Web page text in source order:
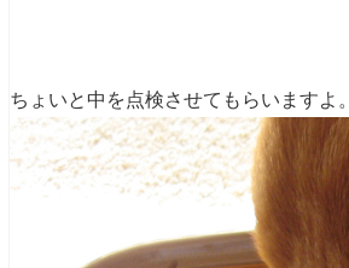
ちょいと中を点検させてもらいますよ。